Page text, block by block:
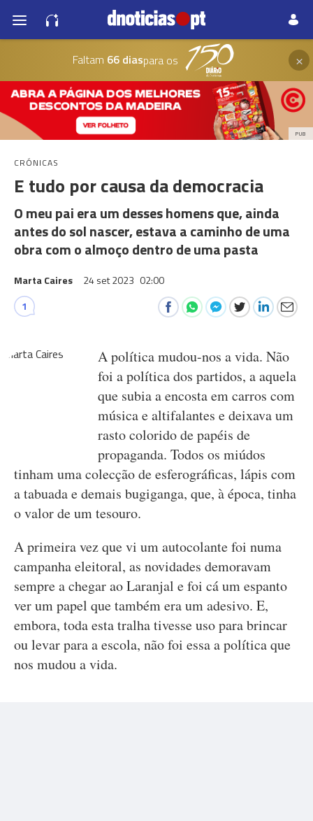
Faltam 66 diaspara os ×
PUB
CRÓNICAS
E tudo por causa da democracia
O meu pai era um desses homens que, ainda
antes do sol nascer, estava a caminho de uma
obra com o almoço dentro de uma pasta
Marta Caires 24 set 2023 02:00
1
A política mudou-nos a vida. Não
foi a política dos partidos, a aquela
que subia a encosta em carros com
música e altifalantes e deixava um
rasto colorido de papéis de
propaganda. Todos os miúdos
tinham uma colecção de esferográficas, lápis com
a tabuada e demais bugiganga, que, à época, tinha
o valor de um tesouro.
A primeira vez que vi um autocolante foi numa
campanha eleitoral, as novidades demoravam
sempre a chegar ao Laranjal e foi cá um espanto
ver um papel que também era um adesivo. E,
embora, toda esta tralha tivesse uso para brincar
ou levar para a escola, não foi essa a política que
nos mudou a vida.